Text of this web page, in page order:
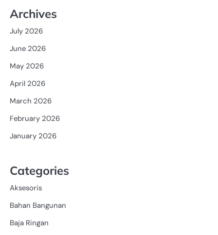
Archives
July 2026
June 2026
May 2026
April 2026
March 2026
February 2026
January 2026
Categories
Aksesoris
Bahan Bangunan
Baja Ringan